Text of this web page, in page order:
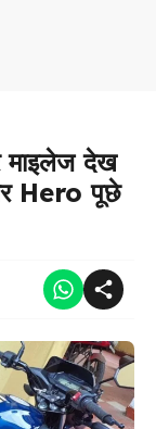
माइलेज देख
Hero पूछे